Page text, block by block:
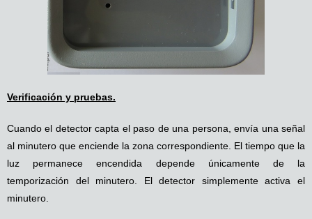
Verificación y pruebas.
Cuando el detector capta el paso de una persona, envía una señal
al minutero que enciende la zona correspondiente. El tiempo que la
luz permanece encendida depende únicamente de la
temporización del minutero. El detector simplemente activa el
minutero.